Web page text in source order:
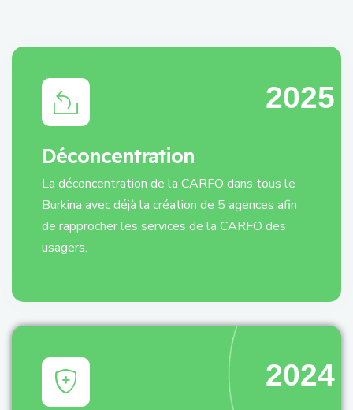
Déconcentration
La déconcentration de la CARFO dans tous le
Burkina avec déjà la création de 5 agences afin
de rapprocher les services de la CARFO des
usagers.
2025
2024